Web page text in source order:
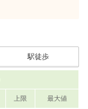
駅徒歩
上限 最大値